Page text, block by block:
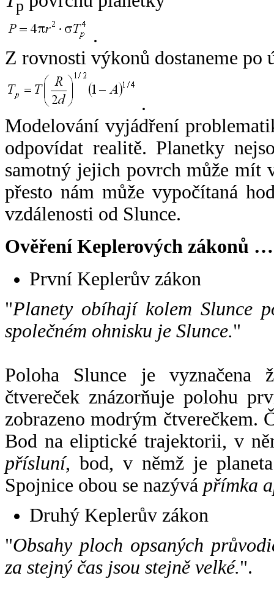
p
.
Z rovnosti výkonů dostaneme po
.
Modelování vyjádření
odpovídat realitě. Planetky
samotný jejich povrch může mít
přesto nám může vypočítaná
vzdálenosti od Slunce.
Ověření Keplerových zákonů …
První Keplerův zákon
"Planety obíhají kolem Slunce
společném ohnisku je Slunce."
Poloha Slunce je vyznačena
čtvereček znázorňuje polohu
zobrazeno modrým čtverečkem.
Bod na eliptické trajektorii, v
přísluní, bod, v němž je
Spojnice obou se nazývá přímka
Druhý Keplerův zákon
"Obsahy ploch opsaných
za stejný čas jsou stejně velké.".